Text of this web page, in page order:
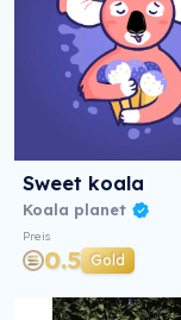
Sweet koala
Koala planet
Preis
0.5 Gold